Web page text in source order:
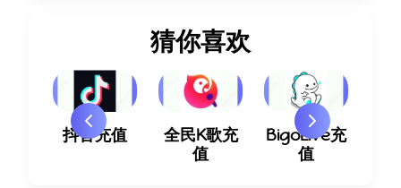
猜你喜欢
抖音充值
全民K歌充
值
BigoLive充
值